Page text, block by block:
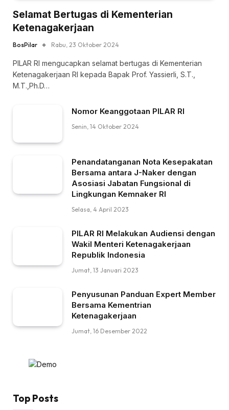
Selamat Bertugas di Kementerian
Ketenagakerjaan
BosPilar Rabu, 23 Oktober 2024
PILAR RI mengucapkan selamat bertugas di Kementerian
Ketenagakerjaan RI kepada Bapak Prof. Yassierli, S.T.,
M.T.,Ph.D…
Nomor Keanggotaan PILAR RI
Senin, 14 Oktober 2024
Penandatanganan Nota Kesepakatan
Bersama antara J-Naker dengan
Asosiasi Jabatan Fungsional di
Lingkungan Kemnaker RI
Selasa, 4 April 2023
PILAR RI Melakukan Audiensi dengan
Wakil Menteri Ketenagakerjaan
Republik Indonesia
Jumat, 13 Januari 2023
Penyusunan Panduan Expert Member
Bersama Kementrian
Ketenagakerjaan
Jumat, 16 Desember 2022
Top Posts